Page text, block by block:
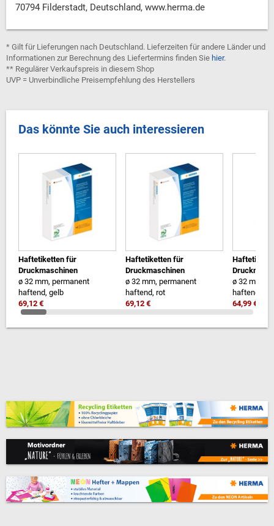
70794 Filderstadt, Deutschland, www.herma.de
* Gilt für Lieferungen nach Deutschland. Lieferzeiten für andere Länder und
Informationen zur Berechnung des Liefertermins finden Sie hier.
** Regulärer Verkaufspreis in diesem Shop
UVP = Unverbindliche Preisempfehlung des Herstellers
Das könnte Sie auch interessieren
Haftetiketten für
Druckmaschinen
ø 32 mm, permanent
haftend, gelb
69,12 €
Haftetiketten für
Druckmaschinen
ø 32 mm, permanent
haftend, rot
69,12 €
ø 32 mm,
haftend,
64,99 €